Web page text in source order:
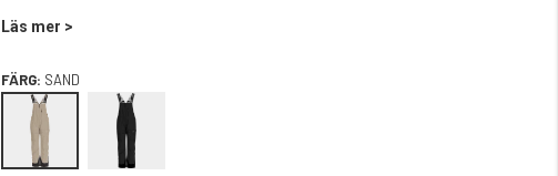
Läs mer >
FÄRG: SAND